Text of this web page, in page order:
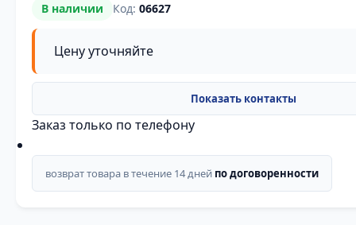
В наличии Код: 06627
Цену уточняйте
Заказ только по телефону
возврат товара в течение 14 дней по договоренности